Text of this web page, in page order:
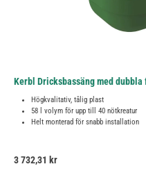
Kerbl Dricksbassäng med
Högkvalitativ, tålig plast
58 l volym för upp till 40 nötkreatur
Helt monterad för snabb installation
Ordinarie pris:
3 732,31 kr